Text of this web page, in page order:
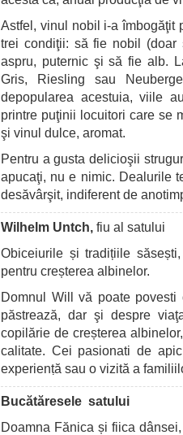
Astfel, vinul nobil i-a îmbogăţit
trei condiţii: să fie nobil
aspru, puternic şi să fie alb.
Gris, Riesling sau
depopularea acestuia, viile
printre puţinii locuitori care se
şi vinul dulce, aromat.
Pentru a gusta delicioşii
apucaţi, nu e nimic. Dealurile
desăvârşit, indiferent de
Wilhelm Untch, fiu al satului
Obiceiurile și tradițiile
pentru creșterea albinelor.
Domnul Will vă poate
păstrează, dar şi despre
copilărie de creșterea
calitate. Cei pasionati de
experienṭă sau o vizită a
Bucătăresele satului
Doamna Fănica și fiica